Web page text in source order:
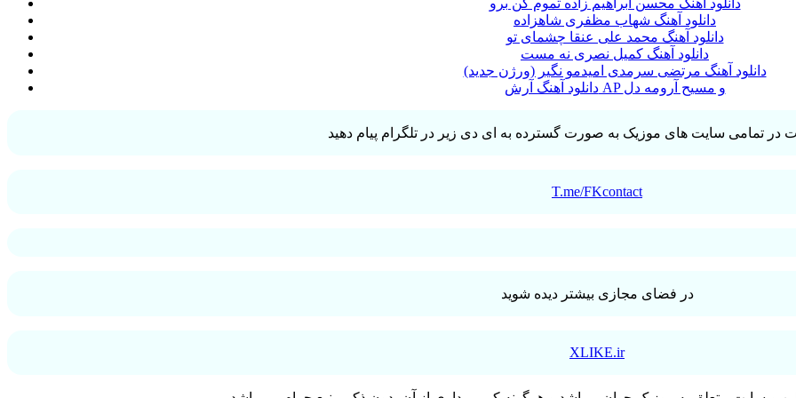
دانلود آهنگ شهاب مظفری شاهزاده
دانلود آهنگ محمد علی عنقا چشمای تو
دانلود آهنگ کمیل نصری نه مست
دانلود آهنگ مرتضی سرمدی امیدمو نگیر (ورژن جدید)
دانلود آهنگ آرش AP و مسیح آرومه دل
T.me/FKcontact
در فضای مجازی بیشتر دیده شوید
XLIKE.ir